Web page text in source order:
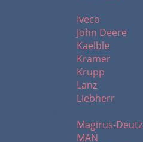
Iveco
John Deere
Kaelble
Kramer
Krupp
Lanz
Liebherr
Magirus-Deutz
MAN